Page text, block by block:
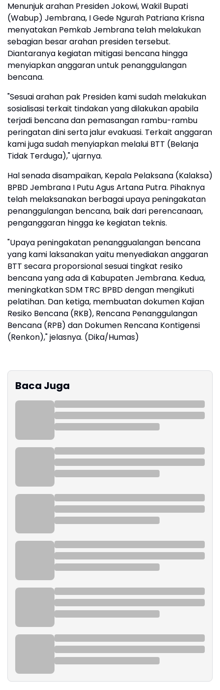
Menunjuk arahan Presiden Jokowi, Wakil Bupati
(Wabup) Jembrana, I Gede Ngurah Patriana Krisna
menyatakan Pemkab Jembrana telah melakukan
sebagian besar arahan presiden tersebut.
Diantaranya kegiatan mitigasi bencana hingga
menyiapkan anggaran untuk penanggulangan
bencana.
"Sesuai arahan pak Presiden kami sudah melakukan
sosialisasi terkait tindakan yang dilakukan apabila
terjadi bencana dan pemasangan rambu-rambu
peringatan dini serta jalur evakuasi. Terkait anggaran
kami juga sudah menyiapkan melalui BTT (Belanja
Tidak Terduga)," ujarnya.
Hal senada disampaikan, Kepala Pelaksana (Kalaksa)
BPBD Jembrana I Putu Agus Artana Putra. Pihaknya
telah melaksanakan berbagai upaya peningakatan
penanggulangan bencana, baik dari perencanaan,
penganggaran hingga ke kegiatan teknis.
"Upaya peningakatan penanggualangan bencana
yang kami laksanakan yaitu menyediakan anggaran
BTT secara proporsional sesuai tingkat resiko
bencana yang ada di Kabupaten Jembrana. Kedua,
meningkatkan SDM TRC BPBD dengan mengikuti
pelatihan. Dan ketiga, membuatan dokumen Kajian
Resiko Bencana (RKB), Rencana Penanggulangan
Bencana (RPB) dan Dokumen Rencana Kontigensi
(Renkon)," jelasnya. (Dika/Humas)
Baca Juga